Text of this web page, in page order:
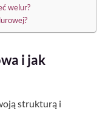
welur?
i jak
strukturą i